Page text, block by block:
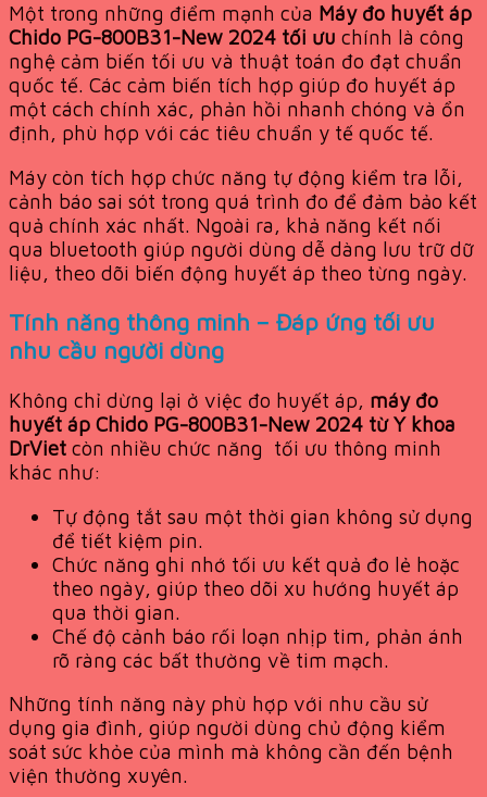
Một trong những điểm mạnh của Máy đo huyết áp
Chido PG-800B31-New 2024 tối ưu chính là công
nghệ cảm biến tối ưu và thuật toán đo đạt chuẩn
quốc tế. Các cảm biến tích hợp giúp đo huyết áp
một cách chính xác, phản hồi nhanh chóng và ổn
định, phù hợp với các tiêu chuẩn y tế quốc tế.
Máy còn tích hợp chức năng tự động kiểm tra lỗi,
cảnh báo sai sót trong quá trình đo để đảm bảo kết
quả chính xác nhất. Ngoài ra, khả năng kết nối
qua bluetooth giúp người dùng dễ dàng lưu trữ dữ
liệu, theo dõi biến động huyết áp theo từng ngày.
Tính năng thông minh – Đáp ứng tối ưu
nhu cầu người dùng
Không chỉ dừng lại ở việc đo huyết áp, máy đo
huyết áp Chido PG-800B31-New 2024 từ Y khoa
DrViet còn nhiều chức năng tối ưu thông minh
khác như:
Tự động tắt sau một thời gian không sử dụng
để tiết kiệm pin.
Chức năng ghi nhớ tối ưu kết quả đo lẻ hoặc
theo ngày, giúp theo dõi xu hướng huyết áp
qua thời gian.
Chế độ cảnh báo rối loạn nhịp tim, phản ánh
rõ ràng các bất thường về tim mạch.
Những tính năng này phù hợp với nhu cầu sử
dụng gia đình, giúp người dùng chủ động kiểm
soát sức khỏe của mình mà không cần đến bệnh
viện thường xuyên.